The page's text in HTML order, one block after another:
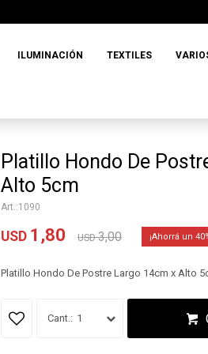
ILUMINACIÓN TEXTILES
Platillo Hondo De
Alto 5cm
1090
USD 1,80 USD 3,00 40
Platillo Hondo De Postre Largo 14cm x Alto
1